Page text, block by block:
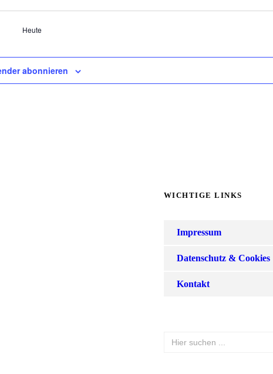
Heute
abonnieren
WICHTIGE LINKS
Impressum
Datenschutz & Cookies
Kontakt
for: